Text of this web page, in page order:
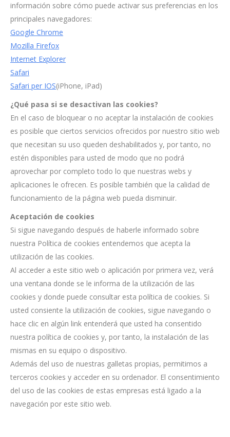
información sobre cómo puede activar sus preferencias en los
principales navegadores:
Google Chrome
Mozilla Firefox
Internet Explorer
Safari
Safari per IOS(iPhone, iPad)
¿Qué pasa si se desactivan las cookies?
En el caso de bloquear o no aceptar la instalación de cookies
es posible que ciertos servicios ofrecidos por nuestro sitio web
que necesitan su uso queden deshabilitados y, por tanto, no
estén disponibles para usted de modo que no podrá
aprovechar por completo todo lo que nuestras webs y
aplicaciones le ofrecen. Es posible también que la calidad de
funcionamiento de la página web pueda disminuir.
Aceptación de cookies
Si sigue navegando después de haberle informado sobre
nuestra Política de cookies entendemos que acepta la
utilización de las cookies.
Al acceder a este sitio web o aplicación por primera vez, verá
una ventana donde se le informa de la utilización de las
cookies y donde puede consultar esta política de cookies. Si
usted consiente la utilización de cookies, sigue navegando o
hace clic en algún link entenderá que usted ha consentido
nuestra política de cookies y, por tanto, la instalación de las
mismas en su equipo o dispositivo.
Además del uso de nuestras galletas propias, permitimos a
terceros cookies y acceder en su ordenador. El consentimiento
del uso de las cookies de estas empresas está ligado a la
navegación por este sitio web.